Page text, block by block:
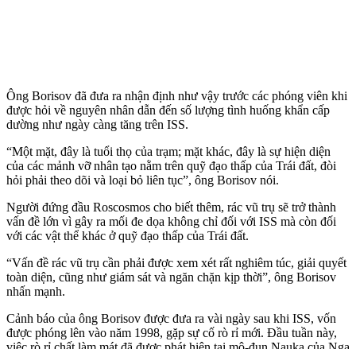
Ông Borisov đã đưa ra nhận định như vậy trước các phóng viên khi
được hỏi về nguyên nhân dẫn đến số lượng tình huống khẩn cấp
dường như ngày càng tăng trên ISS.
“Một mặt, đây là tuổi thọ của trạm; mặt khác, đây là sự hiện diện
của các mảnh vỡ nhân tạo nằm trên quỹ đạo thấp của Trái đất, đòi
hỏi phải theo dõi và loại bỏ liên tục”, ông Borisov nói.
Người đứng đầu Roscosmos cho biết thêm, rác vũ trụ sẽ trở thành
vấn đề lớn vì gây ra mối đe dọa không chỉ đối với ISS mà còn đối
với các vật thể khác ở quỹ đạo thấp của Trái đất.
“Vấn đề rác vũ trụ cần phải được xem xét rất nghiêm túc, giải quyết
toàn diện, cũng như giám sát và ngăn chặn kịp thời”, ông Borisov
nhấn mạnh.
Cảnh báo của ông Borisov được đưa ra vài ngày sau khi ISS, vốn
được phóng lên vào năm 1998, gặp sự cố rò rỉ mới. Đầu tuần này,